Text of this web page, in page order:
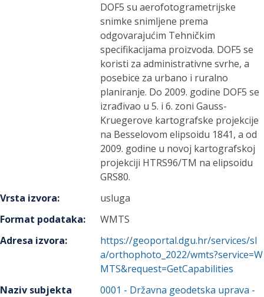
DOF5 su aerofotogrametrijske
snimke snimljene prema
odgovarajućim Tehničkim
specifikacijama proizvoda. DOF5 se
koristi za administrativne svrhe, a
posebice za urbano i ruralno
planiranje. Do 2009. godine DOF5 se
izrađivao u 5. i 6. zoni Gauss-
Kruegerove kartografske projekcije
na Besselovom elipsoidu 1841, a od
2009. godine u novoj kartografskoj
projekciji HTRS96/TM na elipsoidu
GRS80.
Vrsta izvora:
usluga
Format podataka:
WMTS
Adresa izvora:
https://geoportal.dgu.hr/services/sl
a/orthophoto_2022/wmts?service=W
MTS&request=GetCapabilities
Naziv subjekta
0001 - Državna geodetska uprava -